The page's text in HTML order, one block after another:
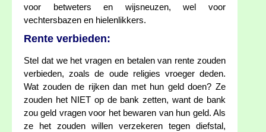
voor betweters en wijsneuzen, wel voor
vechtersbazen en hielenlikkers.
Rente verbieden:
Stel dat we het vragen en betalen van rente zouden
verbieden, zoals de oude religies vroeger deden.
Wat zouden de rijken dan met hun geld doen? Ze
zouden het NIET op de bank zetten, want de bank
zou geld vragen voor het bewaren van hun geld. Als
ze het zouden willen verzekeren tegen diefstal,